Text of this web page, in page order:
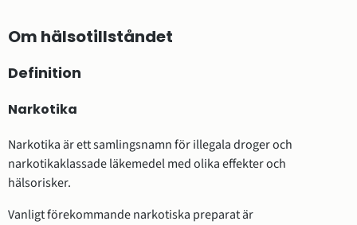
Om hälsotillståndet
Definition
Narkotika
Narkotika är ett samlingsnamn för illegala droger och
narkotikaklassade läkemedel med olika effekter och
hälsorisker.
Vanligt förekommande narkotiska preparat är